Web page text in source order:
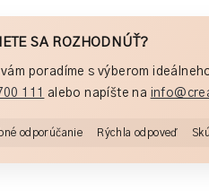
SA ROZHODNÚŤ?
vám poradíme s výberom
111
alebo napíšte na
odporúčanie Rýchla odpoveď